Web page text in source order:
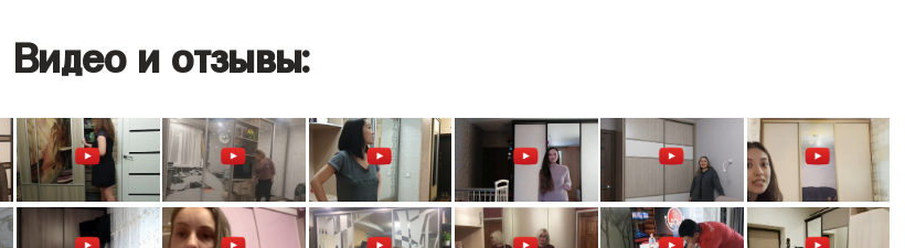
Видео и отзывы: